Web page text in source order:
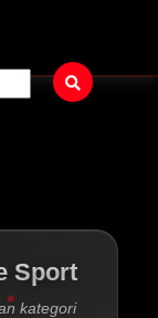
Sport
kategori